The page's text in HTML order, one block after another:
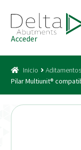
a
la
navegación
al
contenido
Acceso
Acceder
Inicio Aditamentos
Pilar Multiunit®